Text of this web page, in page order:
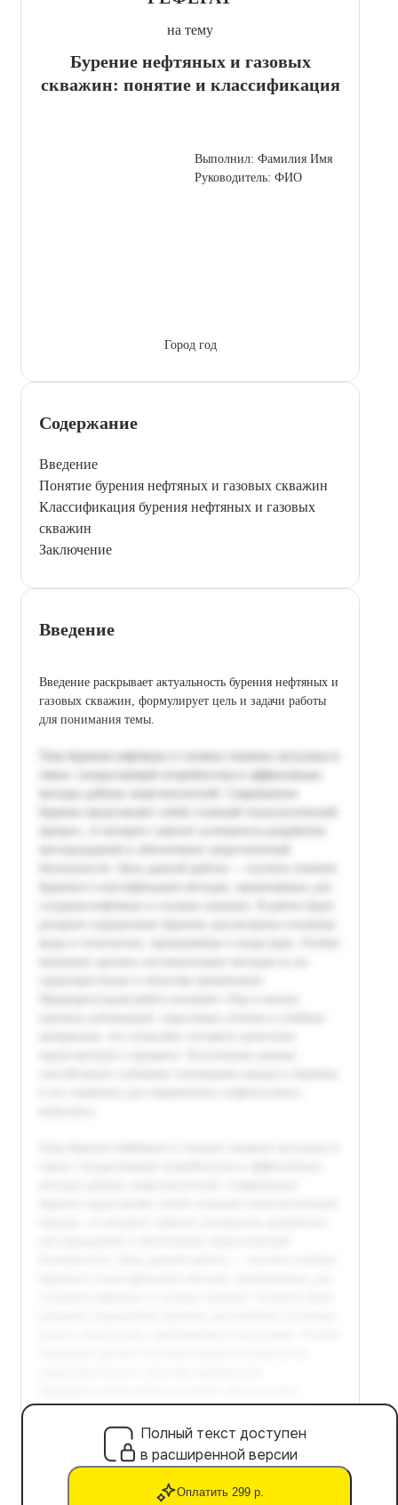
на тему
Бурение нефтяных и газовых
скважин: понятие и классификация
Выполнил: Фамилия Имя
Руководитель: ФИО
Город год
Содержание
Введение
Понятие бурения нефтяных и газовых скважин
Классификация бурения нефтяных и газовых
скважин
Заключение
Введение
Введение раскрывает актуальность бурения нефтяных и
газовых скважин, формулирует цель и задачи работы
для понимания темы.
Полный текст доступен
в расширенной версии
Оплатить 299 р.